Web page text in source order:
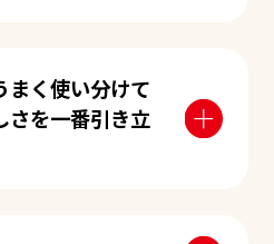
まく使い分けて
さを一番引き立